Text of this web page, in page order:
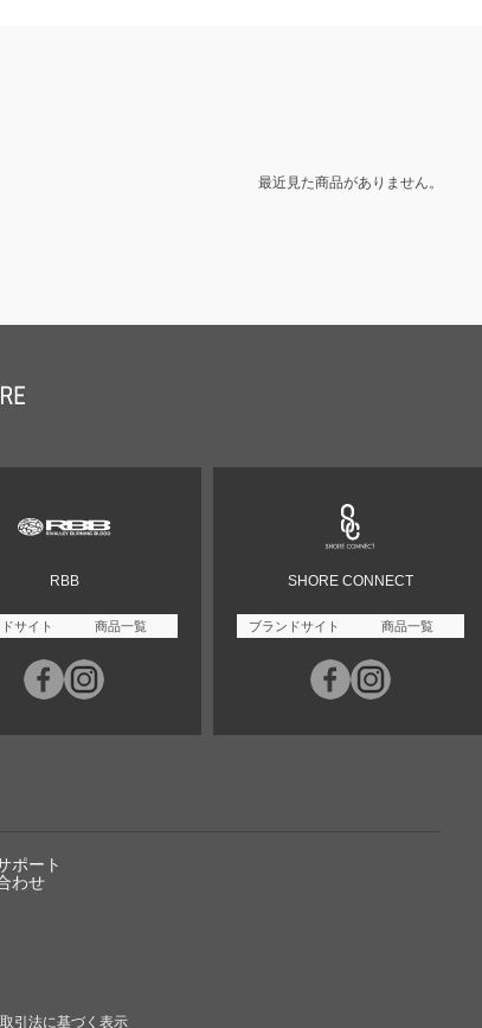
最近見た商品がありません。
RBB
サイト 商品一覧
SHORE CONNECT
ブランドサイト 商品一覧
ポート
わせ
引法に基づく表示